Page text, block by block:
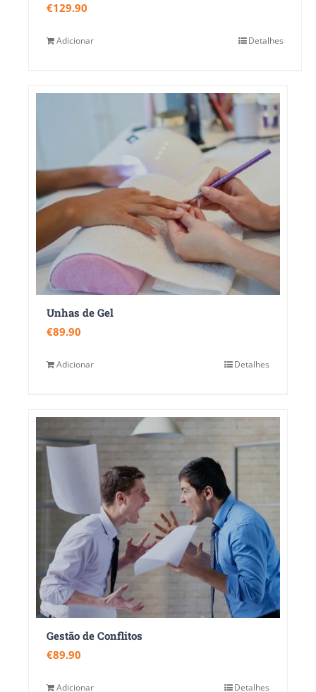
€129.90
Adicionar Detalhes
Unhas de Gel
€89.90
Adicionar Detalhes
Gestão de Conflitos
€89.90
Adicionar Detalhes